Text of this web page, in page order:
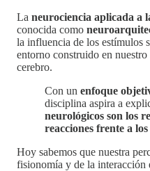
La neurociencia aplicada a
conocida como
la influencia de los estímulos
entorno construido en
cerebro.
Con un enfoque
disciplina aspira a
neurológicos son los
reacciones frente a
Hoy sabemos que nuestra
fisionomía y de la interacción